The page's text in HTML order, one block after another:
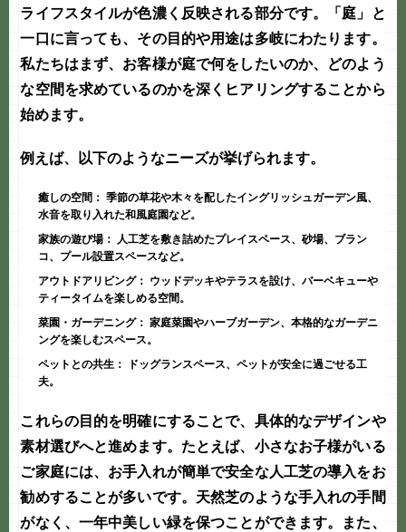
ライフスタイルが色濃く反映される部分です。「庭」と
一口に言っても、その目的や用途は多岐にわたります。
私たちはまず、お客様が庭で何をしたいのか、どのよう
な空間を求めているのかを深くヒアリングすることから
始めます。
例えば、以下のようなニーズが挙げられます。
癒しの空間： 季節の草花や木々を配したイングリッシュガーデン風、
水音を取り入れた和風庭園など。
家族の遊び場： 人工芝を敷き詰めたプレイスペース、砂場、ブラン
コ、プール設置スペースなど。
アウトドアリビング： ウッドデッキやテラスを設け、バーベキューや
ティータイムを楽しめる空間。
菜園・ガーデニング： 家庭菜園やハーブガーデン、本格的なガーデニ
ングを楽しむスペース。
ペットとの共生：
ドッグランスペース、ペットが安全に過ごせる工
夫。
これらの目的を明確にすることで、具体的なデザインや
素材選びへと進めます。たとえば、小さなお子様がいる
ご家庭には、お手入れが簡単で安全な人工芝の導入をお
勧めすることが多いです。天然芝のような手入れの手間
がなく、一年中美しい緑を保つことができます。また、